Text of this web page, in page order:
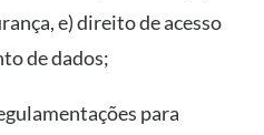
e) direito de acesso
de dados;
para